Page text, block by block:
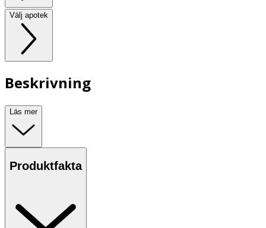
Välj apotek
Beskrivning
Läs mer
Produktfakta